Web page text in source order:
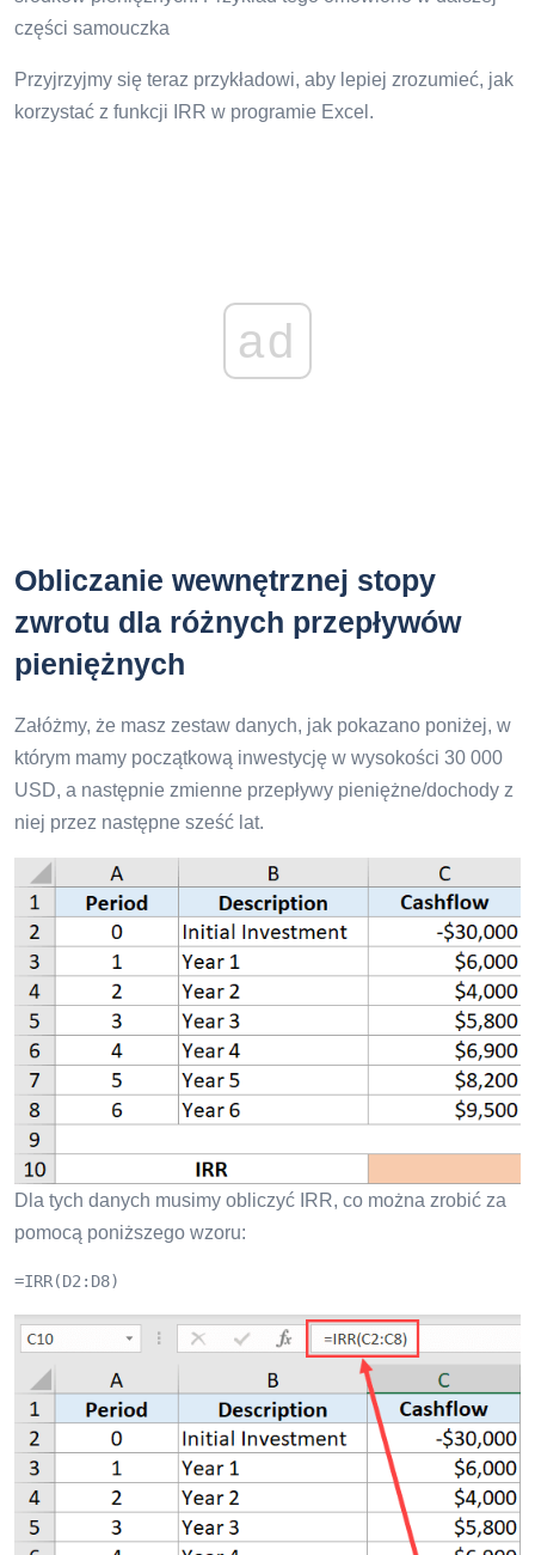
części samouczka
Przyjrzyjmy się teraz przykładowi, aby lepiej zrozumieć, jak
korzystać z funkcji IRR w programie Excel.
ad
Obliczanie wewnętrznej stopy
zwrotu dla różnych przepływów
pieniężnych
Załóżmy, że masz zestaw danych, jak pokazano poniżej, w
którym mamy początkową inwestycję w wysokości 30 000
USD, a następnie zmienne przepływy pieniężne/dochody z
niej przez następne sześć lat.
Dla tych danych musimy obliczyć IRR, co można zrobić za
pomocą poniższego wzoru:
=IRR(D2:D8)